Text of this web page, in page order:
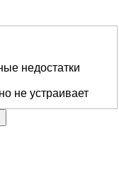
недостатки
не устраивает